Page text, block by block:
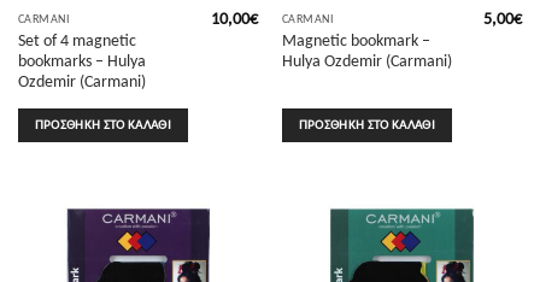
CARMANI
Set of 4 magnetic
bookmarks – Hulya
Ozdemir (Carmani)
10,00€
ΠΡΟΣΘΉΚΗ ΣΤΟ ΚΑΛΆΘΙ
CARMANI
Magnetic bookmark –
Hulya Ozdemir (Carmani)
5,00€
ΠΡΟΣΘΉΚΗ ΣΤΟ ΚΑΛΆΘΙ